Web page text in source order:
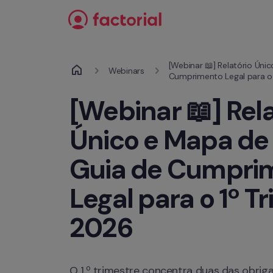
Webinars
[Webinar 📖] Relatório
Cumprimento Legal para
[Webinar 📖]
Único e Mapa
Guia de
Legal para o 1º
2026